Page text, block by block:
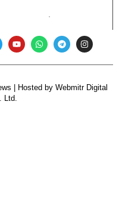
| Hosted by Webmitr Digital
Ltd.